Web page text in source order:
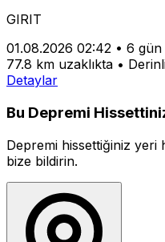
GIRIT
01.08.2026 02:42 • 6
77.8 km uzaklıkta •
Detaylar
Bu Depremi
Depremi hissettiğiniz
bize bildirin.